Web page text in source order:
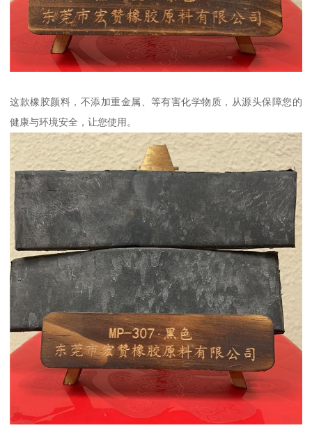
这款橡胶颜料，不添加重金属、等有害化学物质，从源头保障您的
健康与环境安全，让您使用。